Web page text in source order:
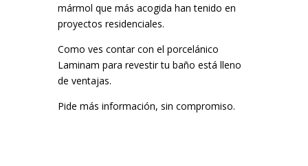
mármol que más acogida han tenido en
proyectos residenciales.
Como ves contar con el porcelánico
Laminam para revestir tu baño está lleno
de ventajas.
Pide más información, sin compromiso.